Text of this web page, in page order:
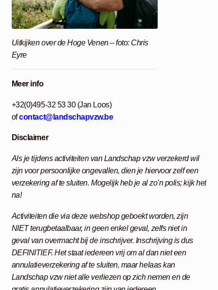
Uitkijken over de Hoge Venen – foto: Chris
Eyre
Meer info
+32(0)495-32 53 30 (Jan Loos)
ofcontact@landschapvzw.be
Disclaimer
Als je tijdens activiteiten van Landschap vzw verzekerd wil
zijn voor persoonlijke ongevallen, dien je hiervoor zelf een
verzekering af te sluiten. Mogelijk heb je al zo’n polis; kijk het
na!
Activiteiten die via deze webshop geboekt worden, zijn
NIET terugbetaalbaar, in geen enkel geval, zelfs niet in
geval van overmacht bij de inschrijver. Inschrijving is dus
DEFINITIEF. Het staat iedereen vrij om al dan niet een
annulatieverzekering af te sluiten, maar helaas kan
Landschap vzw niet alle verliezen op zich nemen en de